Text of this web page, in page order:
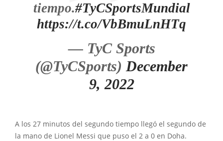
tiempo.#TyCSportsMundial
https://t.co/VbBmuLnHTq
— TyC Sports
(@TyCSports) December
9, 2022
A los 27 minutos del segundo tiempo llegó el segundo de
la mano de Lionel Messi que puso el 2 a 0 en Doha.